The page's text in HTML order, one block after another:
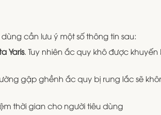
cần lưu ý một số thông tin sau:
Yaris. Tuy nhiên ắc quy khô được khuyến
gập ghềnh ắc quy bị rung lắc sẽ
thời gian cho người tiêu dùng